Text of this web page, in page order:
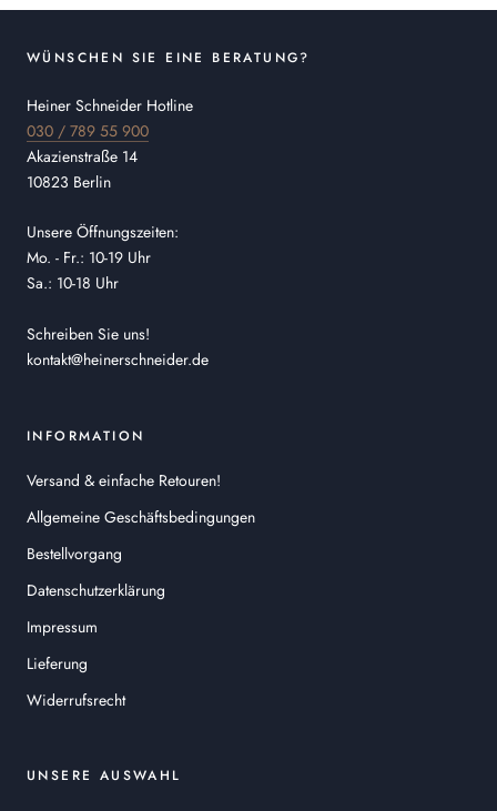
WÜNSCHEN SIE EINE BERATUNG?
Heiner Schneider Hotline
030 / 789 55 900
Akazienstraße 14
10823 Berlin
Unsere Öffnungszeiten:
Mo. - Fr.: 10-19 Uhr
Sa.: 10-18 Uhr
Schreiben Sie uns!
kontakt@heinerschneider.de
INFORMATION
Versand & einfache Retouren!
Allgemeine Geschäftsbedingungen
Bestellvorgang
Datenschutzerklärung
Impressum
Lieferung
Widerrufsrecht
UNSERE AUSWAHL